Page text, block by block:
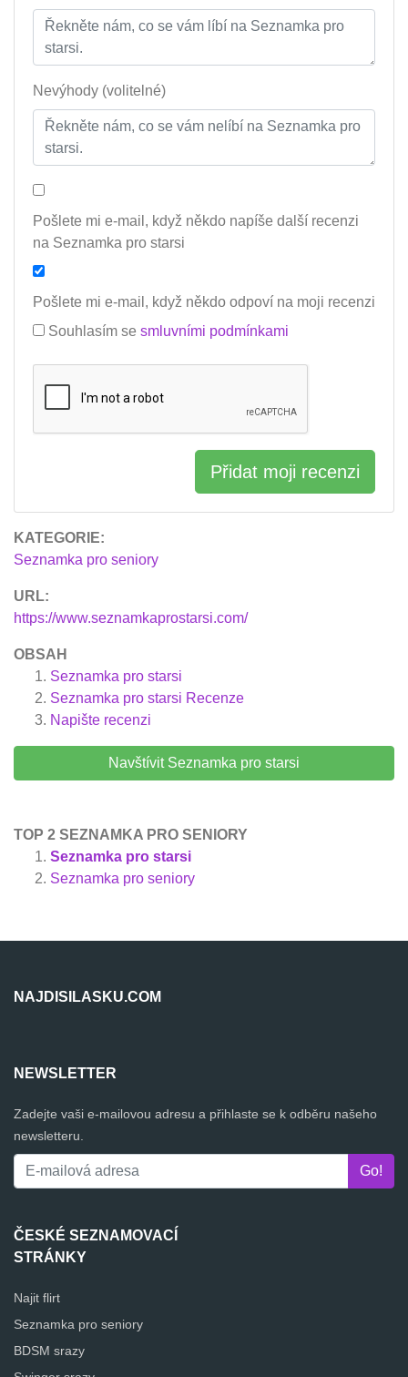
KATEGORIE:
Seznamka pro seniory
URL:
https://www.seznamkaprostarsi.com/
OBSAH
Seznamka pro starsi
Seznamka pro starsi Recenze
Napište recenzi
Navštívit Seznamka pro starsi
TOP 2 SEZNAMKA PRO SENIORY
Seznamka pro starsi
Seznamka pro seniory
Nevýhody (volitelné)
Pošlete mi e-mail, když někdo napíše další recenzi
na Seznamka pro starsi
Pošlete mi e-mail, když někdo odpoví na moji recenzi
Souhlasím se smluvními podmínkami
Přidat moji recenzi
NAJDISILASKU.COM
NEWSLETTER
Zadejte vaši e-mailovou adresu a přihlaste se k odběru našeho
newsletteru.
ČESKÉ SEZNAMOVACÍ
STRÁNKY
Najit flirt
Seznamka pro seniory
BDSM srazy